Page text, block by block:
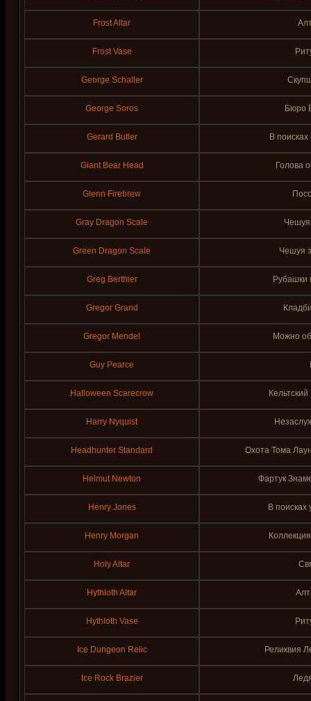
Frost Altar
Frost Vase
George Schaller
George Soros Бюро
Gerard Butler В
Giant Bear Head Голова
Glenn Firebrew
Gray Dragon Scale Чешуя
Green Dragon Scale Чешуя
Greg Berthier Рубашки
Gregor Grand
Gregor Mendel Можно
Guy Pearce
Halloween Scarecrow
Harry Nyquist
Headhunter Standard Охота Тома
Helmut Newton Фартук
Henry Jones В поисках
Henry Morgan
Holy Altar
Hythloth Altar
Hythloth Vase
Ice Dungeon Relic Реликвия
Ice Rock Brazier